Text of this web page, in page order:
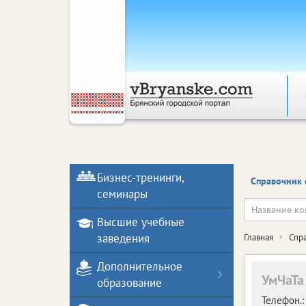
Справочник
Главная
УмЧаТа
Телефон.:
Бизнес-тренинги,
семинары
Высшие учебные
заведения
Дополнительное
образование